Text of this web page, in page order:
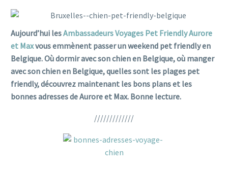
Aujourd’hui lesAmbassadeurs Voyages Pet Friendly Aurore
et Maxvous emmènent passer un weekend pet friendly en
Belgique. Où dormir avec son chien en Belgique, où manger
avec son chien en Belgique, quelles sont les plages pet
friendly, découvrez maintenant les bons plans et les
bonnes adresses de Aurore et Max. Bonne lecture.
/////////////